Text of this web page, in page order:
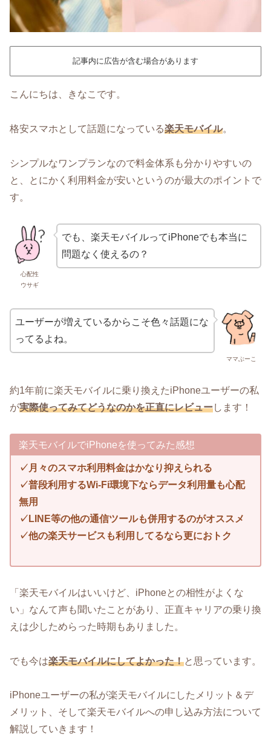
記事内に広告が含む場合があります
こんにちは、きなこです。
格安スマホとして話題になっている楽天モバイル。
シンプルなワンプランなので料金体系も分かりやすいの
と、とにかく利用料金が安いというのが最大のポイントで
す。
心配性
ウサギ
でも、楽天モバイルってiPhoneでも本当に
問題なく使えるの？
ママぶーこ
ユーザーが増えているからこそ色々話題にな
ってるよね。
約1年前に楽天モバイルに乗り換えたiPhoneユーザーの私
が実際使ってみてどうなのかを正直にレビューします！
楽天モバイルでiPhoneを使ってみた感想
✓月々のスマホ利用料金はかなり抑えられる
✓普段利用するWi-Fi環境下ならデータ利用量も心配
無用
✓LINE等の他の通信ツールも併用するのがオススメ
✓他の楽天サービスも利用してるなら更におトク
「楽天モバイルはいいけど、iPhoneとの相性がよくな
い」なんて声も聞いたことがあり、正直キャリアの乗り換
えは少しためらった時期もありました。
でも今は楽天モバイルにしてよかった！と思っています。
iPhoneユーザーの私が楽天モバイルにしたメリット＆デ
メリット、そして楽天モバイルへの申し込み方法について
解説していきます！